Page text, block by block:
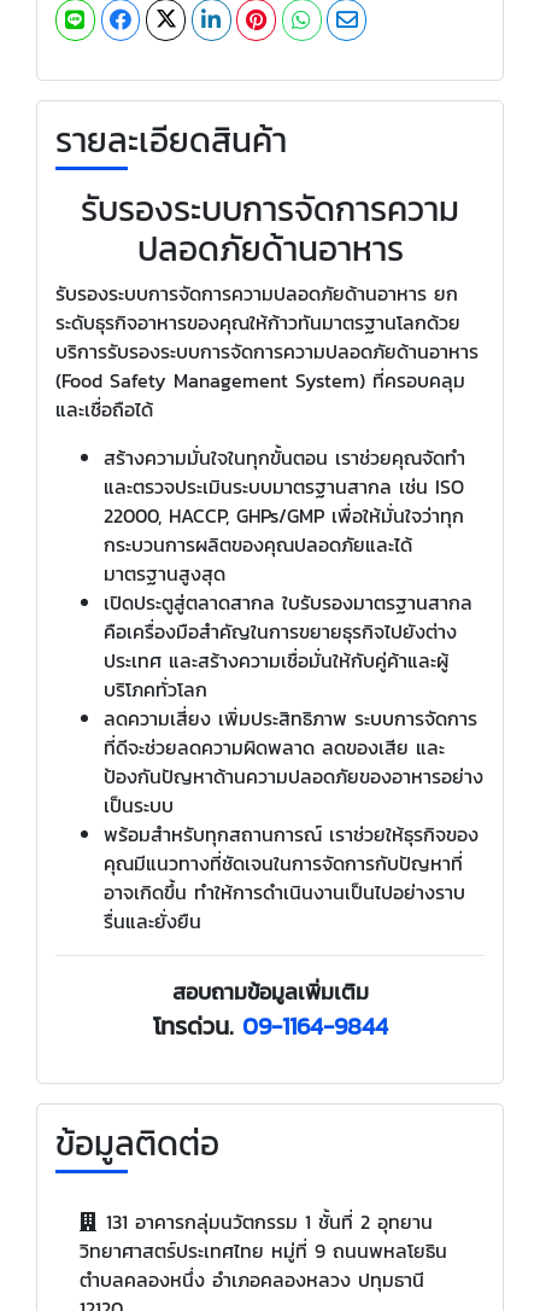
รายละเอียดสินค้า
รับรองระบบการจัดการความ
ปลอดภัยด้านอาหาร
รับรองระบบการจัดการความปลอดภัยด้านอาหาร ยก
ระดับธุรกิจอาหารของคุณให้ก้าวทันมาตรฐานโลกด้วย
บริการรับรองระบบการจัดการความปลอดภัยด้านอาหาร
(Food Safety Management System) ที่ครอบคลุม
และเชื่อถือได้
สร้างความมั่นใจในทุกขั้นตอน เราช่วยคุณจัดทำ
และตรวจประเมินระบบมาตรฐานสากล เช่น ISO
22000, HACCP, GHPs/GMP เพื่อให้มั่นใจว่าทุก
กระบวนการผลิตของคุณปลอดภัยและได้
มาตรฐานสูงสุด
เปิดประตูสู่ตลาดสากล ใบรับรองมาตรฐานสากล
คือเครื่องมือสำคัญในการขยายธุรกิจไปยังต่าง
ประเทศ และสร้างความเชื่อมั่นให้กับคู่ค้าและผู้
บริโภคทั่วโลก
ลดความเสี่ยง เพิ่มประสิทธิภาพ ระบบการจัดการ
ที่ดีจะช่วยลดความผิดพลาด ลดของเสีย และ
ป้องกันปัญหาด้านความปลอดภัยของอาหารอย่าง
เป็นระบบ
พร้อมสำหรับทุกสถานการณ์ เราช่วยให้ธุรกิจของ
คุณมีแนวทางที่ชัดเจนในการจัดการกับปัญหาที่
อาจเกิดขึ้น ทำให้การดำเนินงานเป็นไปอย่างราบ
รื่นและยั่งยืน
สอบถามข้อมูลเพิ่มเติม
โทรด่วน. 09-1164-9844
ข้อมูลติดต่อ
131 อาคารกลุ่มนวัตกรรม 1 ชั้นที่ 2 อุทยาน
วิทยาศาสตร์ประเทศไทย หมู่ที่ 9 ถนนพหลโยธิน
ตำบลคลองหนึ่ง อำเภอคลองหลวง ปทุมธานี